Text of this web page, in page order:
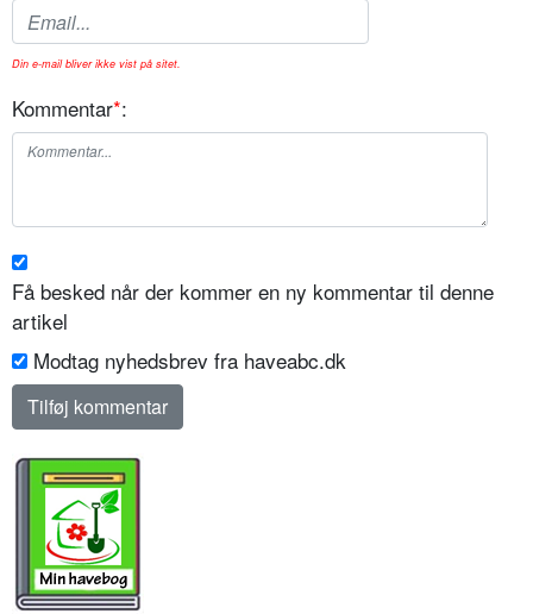
Din e-mail bliver ikke vist på sitet.
Kommentar*:
Få besked når der kommer en ny kommentar til denne
artikel
Modtag nyhedsbrev fra haveabc.dk